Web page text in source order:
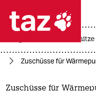
 taz
taz
themen
hitze
Zuschüsse für
Zuschüsse für